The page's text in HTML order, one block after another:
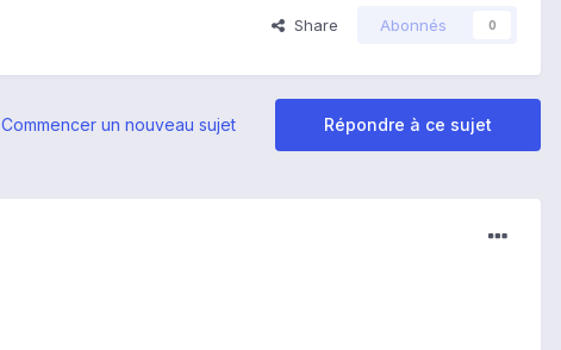
Share Abonnés 0
Répondre à ce sujet
Commencer un nouveau sujet